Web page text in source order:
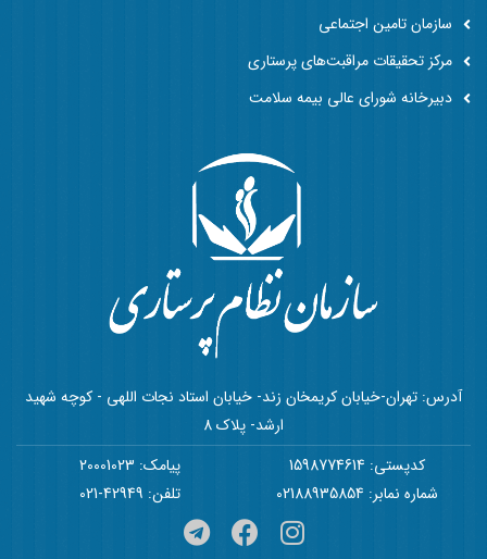
آدرس: تهران-خیابان کریمخان زند- خیابان استاد نجات اللهی - کوچه شهید
ارشد- پلاک 8
کدپستی: 1598774614
پیامک: 20001023
شماره نمابر: 02188935854
تلفن: 42949-021
سازمان تامین اجتماعی
مرکز تحقیقات مراقبت‌های پرستاری
دبیرخانه شورای عالی بیمه سلامت